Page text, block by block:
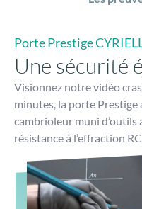
Porte Prestige
Une sécurité
Visionnez notre vidéo
minutes, la porte Prestige
cambrioleur muni d’outils
résistance à l’effraction